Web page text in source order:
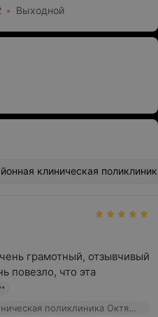
Выходной
клиническая
грамотный, отзывчивый
повезло, что эта
3-я центральная районная клиническая поликлиника Октябрьского района, ул. Воронянского, 13/2